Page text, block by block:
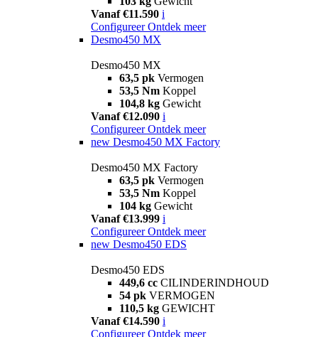
Vanaf €11.590 i
Configureer Ontdek meer
Desmo450 MX
Desmo450 MX
63,5 pk Vermogen
53,5 Nm Koppel
104,8 kg Gewicht
Vanaf €12.090 i
Configureer Ontdek meer
new Desmo450 MX Factory
Desmo450 MX Factory
63,5 pk Vermogen
53,5 Nm Koppel
104 kg Gewicht
Vanaf €13.999 i
Configureer Ontdek meer
new Desmo450 EDS
Desmo450 EDS
449,6 cc CILINDERINDHOUD
54 pk VERMOGEN
110,5 kg GEWICHT
Vanaf €14.590 i
Configureer Ontdek meer